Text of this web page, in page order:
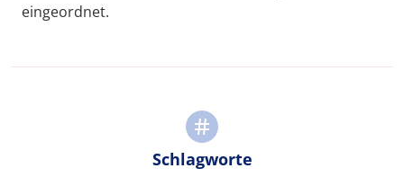
eingeordnet.
Schlagworte